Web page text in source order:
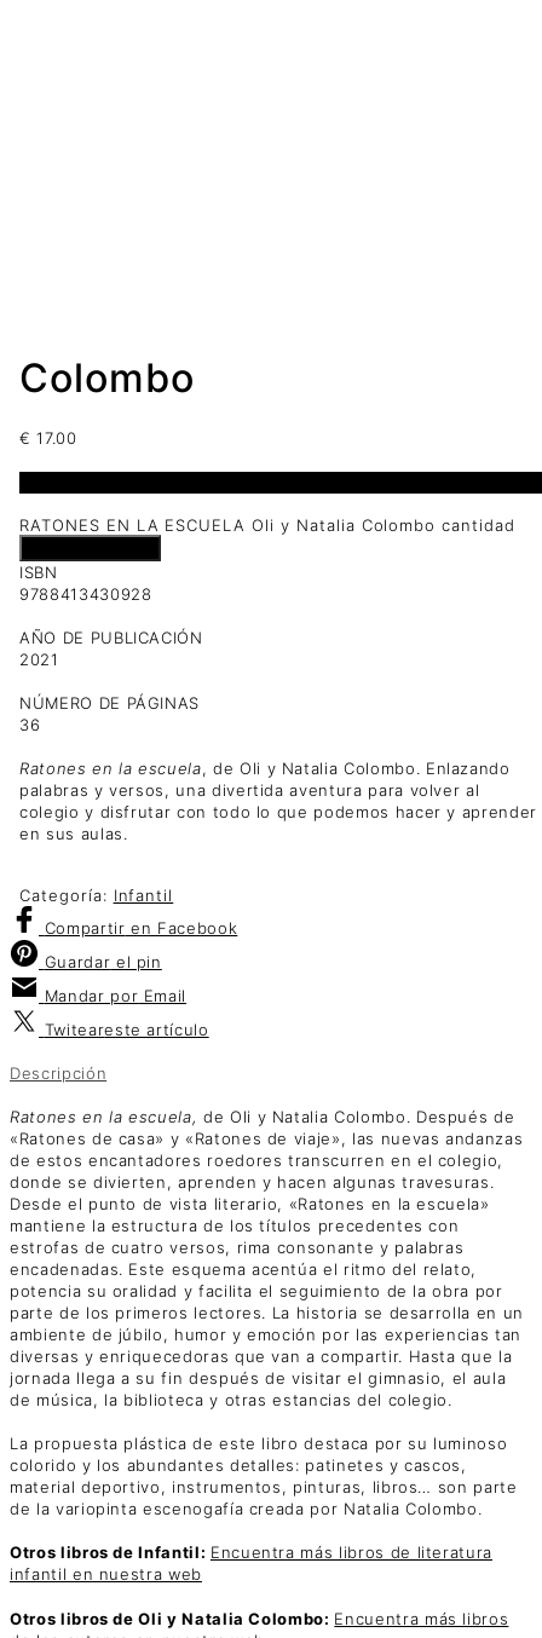
Colombo
€ 17.00
RATONES EN LA ESCUELA Oli y Natalia Colombo cantidad
ISBN
9788413430928
AÑO DE PUBLICACIÓN
2021
NÚMERO DE PÁGINAS
36
Ratones en la escuela, de Oli y Natalia Colombo. Enlazando
palabras y versos, una divertida aventura para volver al
colegio y disfrutar con todo lo que podemos hacer y aprender
en sus aulas.
Categoría: Infantil
Compartir en Facebook
Guardar el pin
Mandar por Email
Twiteareste artículo
Descripción
Ratones en la escuela, de Oli y Natalia Colombo. Después de
«Ratones de casa» y «Ratones de viaje», las nuevas andanzas
de estos encantadores roedores transcurren en el colegio,
donde se divierten, aprenden y hacen algunas travesuras.
Desde el punto de vista literario, «Ratones en la escuela»
mantiene la estructura de los títulos precedentes con
estrofas de cuatro versos, rima consonante y palabras
encadenadas. Este esquema acentúa el ritmo del relato,
potencia su oralidad y facilita el seguimiento de la obra por
parte de los primeros lectores. La historia se desarrolla en un
ambiente de júbilo, humor y emoción por las experiencias tan
diversas y enriquecedoras que van a compartir. Hasta que la
jornada llega a su fin después de visitar el gimnasio, el aula
de música, la biblioteca y otras estancias del colegio.
La propuesta plástica de este libro destaca por su luminoso
colorido y los abundantes detalles: patinetes y cascos,
material deportivo, instrumentos, pinturas, libros… son parte
de la variopinta escenogafía creada por Natalia Colombo.
Otros libros de Infantil: Encuentra más libros de literatura
infantil en nuestra web
Otros libros de Oli y Natalia Colombo: Encuentra más libros